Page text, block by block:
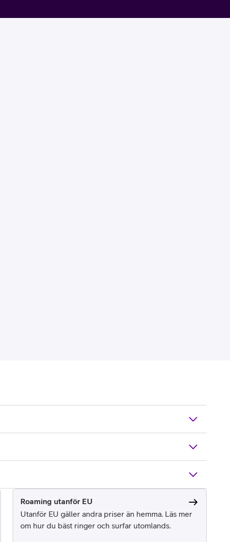
Roaming utanför EU
Utanför EU gäller andra priser än hemma. Läs mer
om hur du bäst ringer och surfar utomlands.